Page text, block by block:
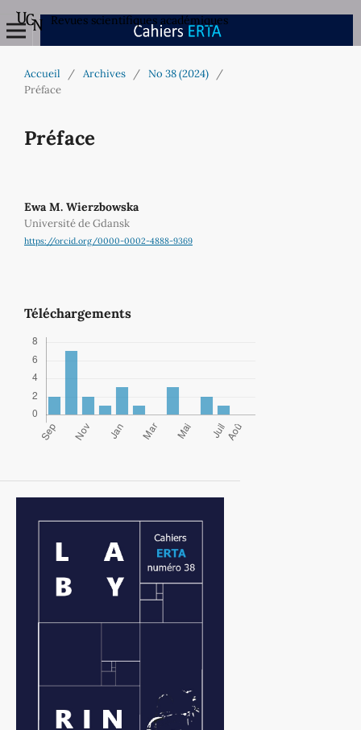
Revues scientifiques académiques
Accueil / Archives / No 38 (2024)
/
Préface
Préface
Ewa M. Wierzbowska
Université de Gdansk
https://orcid.org/0000-0002-4888-9369
Téléchargements